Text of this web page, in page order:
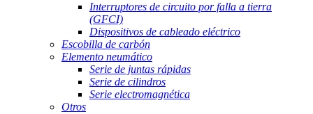
Interruptores de circuito por falla a tierra
(GFCI)
Dispositivos de cableado eléctrico
Escobilla de carbón
Elemento neumático
Serie de juntas rápidas
Serie de cilindros
Serie electromagnética
Otros